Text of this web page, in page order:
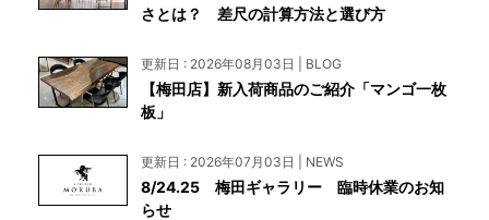
さとは？ 差尺の計算方法と選び方
更新日 : 2026年08月03日 | BLOG
【梅田店】新入荷商品のご紹介「マンゴ一枚
板」
更新日 : 2026年07月03日 | NEWS
8/24.25 梅田ギャラリー 臨時休業のお知
らせ